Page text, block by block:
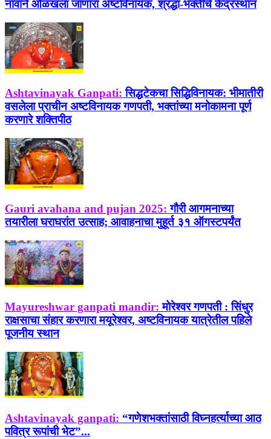
नावाने ओळखला जाणारा अष्टविनायक, श्रद्धा-भक्तीचे केंद्रस्थान
Ashtavinayak Ganpati: सिद्धटेकचा सिद्धिविनायक: भीमातीरी
वसलेला प्राचीन अष्टविनायक गणपती, भक्तांच्या मनोकामना पूर्ण
करणारे शक्तिपीठ
Gauri avahana and pujan 2025: गौरी आगमनाच्या
तयारीला घराघरांत उत्साह; आवाहनाचा मुहूर्त ३१ ऑगस्टपर्यंत
Mayureshwar ganpati mandir: मोरेश्वर गणपती : सिंधुर
राक्षसाचा संहार करणारा मयूरेश्वर, अष्टविनायक यात्रेतील पहिले
पूजनीय स्थान
Ashtavinayak ganpati: “गणेशभक्तांसाठी विघ्नहर्त्याच्या आठ
पवित्र रूपांची भेट”...